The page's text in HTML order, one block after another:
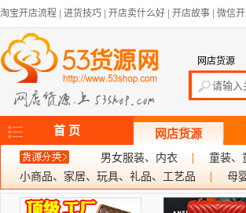
淘宝开店流程 进货技巧 开店卖什么好 开店故事 微信
网店货源
首 页 网店货源
男女服装、内衣 童装、
小商品、家居、玩具、礼品、工艺品
母